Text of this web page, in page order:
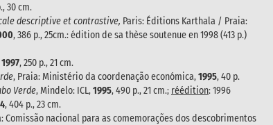
30 cm.
descriptive et contrastive, Paris: Éditions Karthala / Praia:
, 386 p., 25cm.: édition de sa thèse soutenue en 1998 (413 p.)
1997, 250 p., 21 cm.
, Praia: Ministério da coordenação económica,1995, 40 p.
Verde, Mindelo: ICL,1995, 490 p., 21 cm.; réédition: 1996
, 404 p., 23 cm.
Comissão nacional para as comemorações dos descobrimentos